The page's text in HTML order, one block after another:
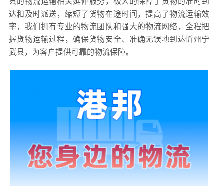
达和及时派送，缩短了货物在途时间，提高了物流运输效
率，我们拥有专业的物流团队和强大的物流网络，全程把
握货物运输过程，确保货物安全、准确无误地到达忻州宁
武县，为客户提供可靠的物流保障。